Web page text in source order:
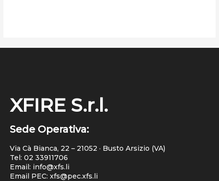
XFIRE S.r.l.
Sede Operativa:
Via Cà Bianca, 22 – 21052 · Busto Arsizio (VA)
Tel: 02 33911706
Email: info@xfs.li
Email PEC: xfs@pec.xfs.li